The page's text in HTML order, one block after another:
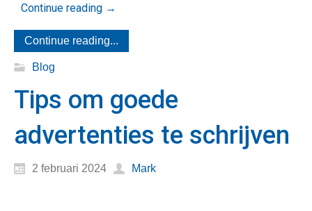
Continue reading →
Continue reading...
Blog
Tips om goede
advertenties te schrijven
2 februari 2024 Mark